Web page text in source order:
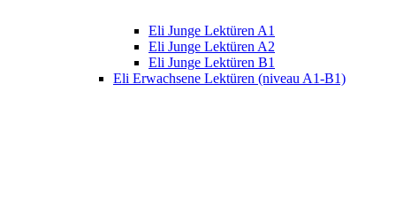
Eli Junge Lektüren A1
Eli Junge Lektüren A2
Eli Junge Lektüren B1
Eli Erwachsene Lektüren (niveau A1-B1)